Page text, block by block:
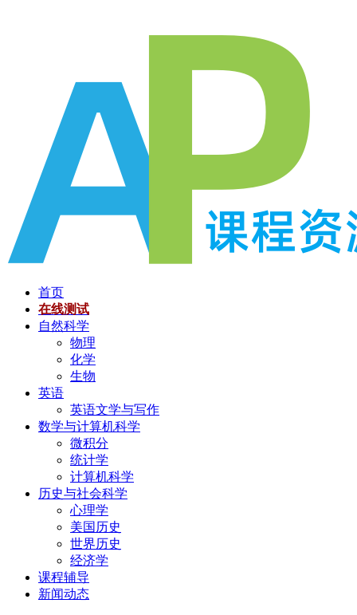
首页
在线测试
自然科学
物理
化学
生物
英语
英语文学与写作
数学与计算机科学
微积分
统计学
计算机科学
历史与社会科学
心理学
美国历史
世界历史
经济学
课程辅导
新闻动态